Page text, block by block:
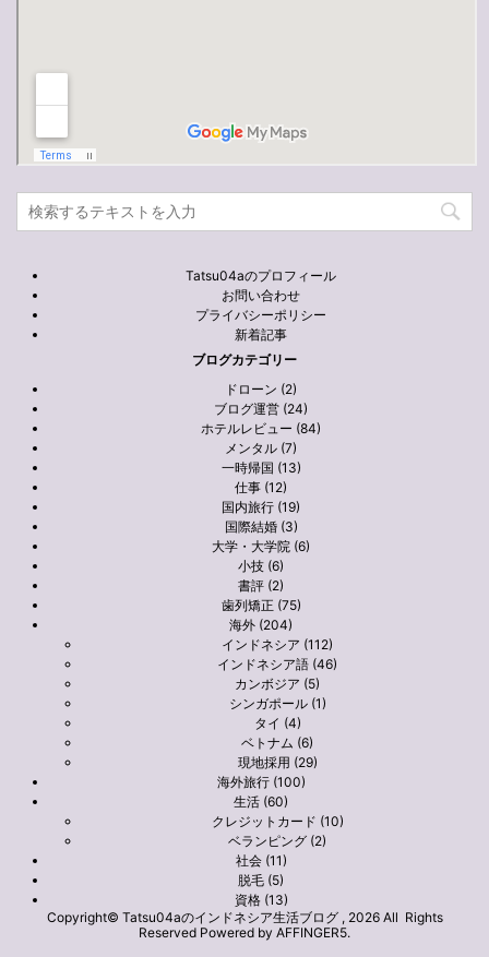
Tatsu04aのプロフィール
お問い合わせ
プライバシーポリシー
新着記事
ブログカテゴリー
ドローン (2)
ブログ運営 (24)
ホテルレビュー (84)
メンタル (7)
一時帰国 (13)
仕事 (12)
国内旅行 (19)
国際結婚 (3)
大学・大学院 (6)
小技 (6)
書評 (2)
歯列矯正 (75)
海外 (204)
インドネシア (112)
インドネシア語 (46)
カンボジア (5)
シンガポール (1)
タイ (4)
ベトナム (6)
現地採用 (29)
海外旅行 (100)
生活 (60)
クレジットカード (10)
ベランピング (2)
社会 (11)
脱毛 (5)
資格 (13)
Copyright© Tatsu04aのインドネシア生活ブログ , 2026 All Rights
Reserved Powered by AFFINGER5.